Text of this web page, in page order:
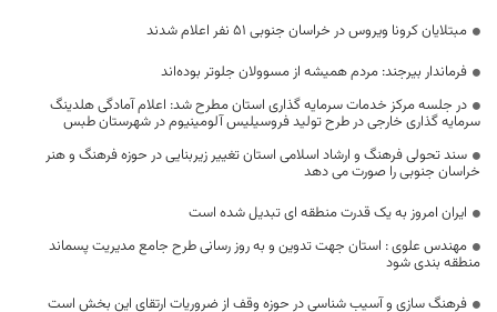
مبتلایان کرونا ویروس در خراسان جنوبی ۵۱ نفر اعلام شدند
فرماندار بیرجند: مردم همیشه از مسوولان جلوتر بوده‌اند
در جلسه مرکز خدمات سرمایه گذاری استان مطرح شد: اعلام آمادگی هلدینگ
سرمایه گذاری خارجی در طرح تولید فروسیلیس آلومینیوم در شهرستان طبس
سند تحولی فرهنگ و ارشاد اسلامی استان تغییر زیربنایی در حوزه فرهنگ و هنر
خراسان جنوبی را صورت می دهد
ایران امروز به یک قدرت منطقه ای تبدیل شده است
مهندس علوی : استان جهت تدوین و به روز رسانی طرح جامع مدیریت پسماند
منطقه بندی شود
فرهنگ سازی و آسیب شناسی در حوزه وقف از ضروریات ارتقای این بخش است